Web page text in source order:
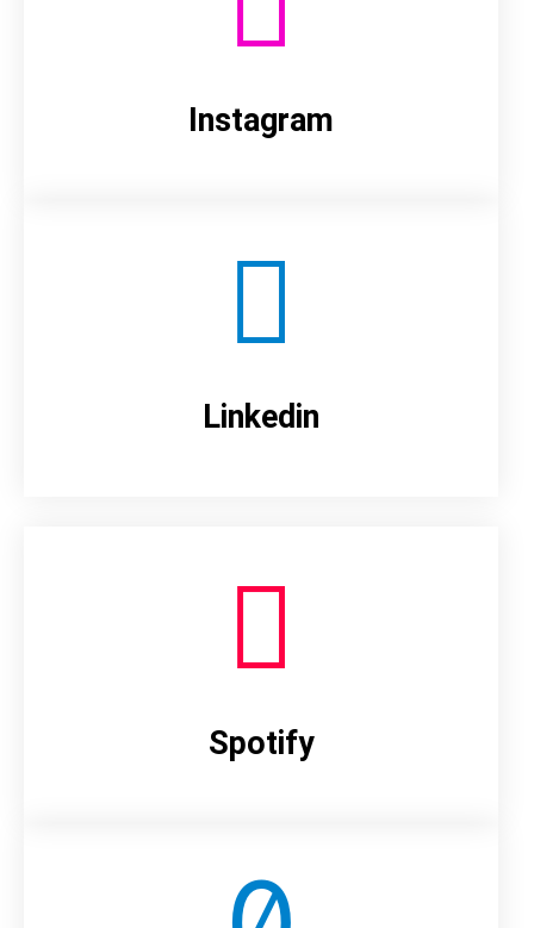
Instagram
Linkedin
Spotify